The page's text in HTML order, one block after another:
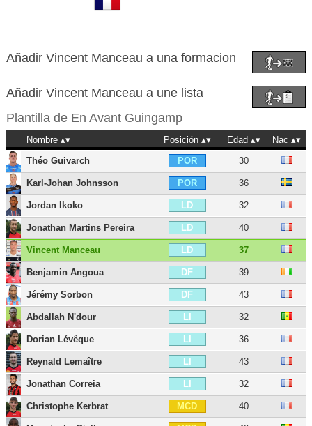
Añadir Vincent Manceau a una formacion
Añadir Vincent Manceau a une lista
Plantilla de En Avant Guingamp
Nombre Posición Edad
Nac
Théo Guivarch
POR 30
Karl-Johan Johnsson POR 36
Jordan Ikoko LD 32
Jonathan Martins Pereira LD 40
Vincent Manceau LD 37
Benjamin Angoua DF 39
Jérémy Sorbon DF 43
Abdallah N'dour LI 32
Dorian Lévêque LI 36
Reynald Lemaître LI 43
Jonathan Correia LI 32
Christophe Kerbrat MCD 40